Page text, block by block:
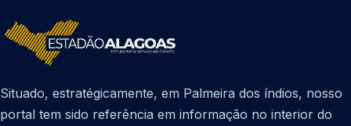
Situado, estratégicamente, em Palmeira dos índios, nosso
portal tem sido referência em informação no interior do